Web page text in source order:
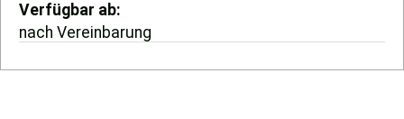
Verfügbar ab
nach Vereinbarung